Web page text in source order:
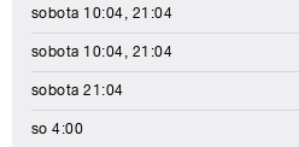
sobota 10:04, 21:04
sobota 10:04, 21:04
sobota 21:04
so 4:00